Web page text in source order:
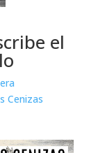
el
Cenizas